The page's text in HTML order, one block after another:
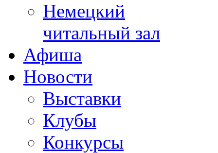
Немецкий
читальный зал
Афиша
Новости
Выставки
Клубы
Конкурсы